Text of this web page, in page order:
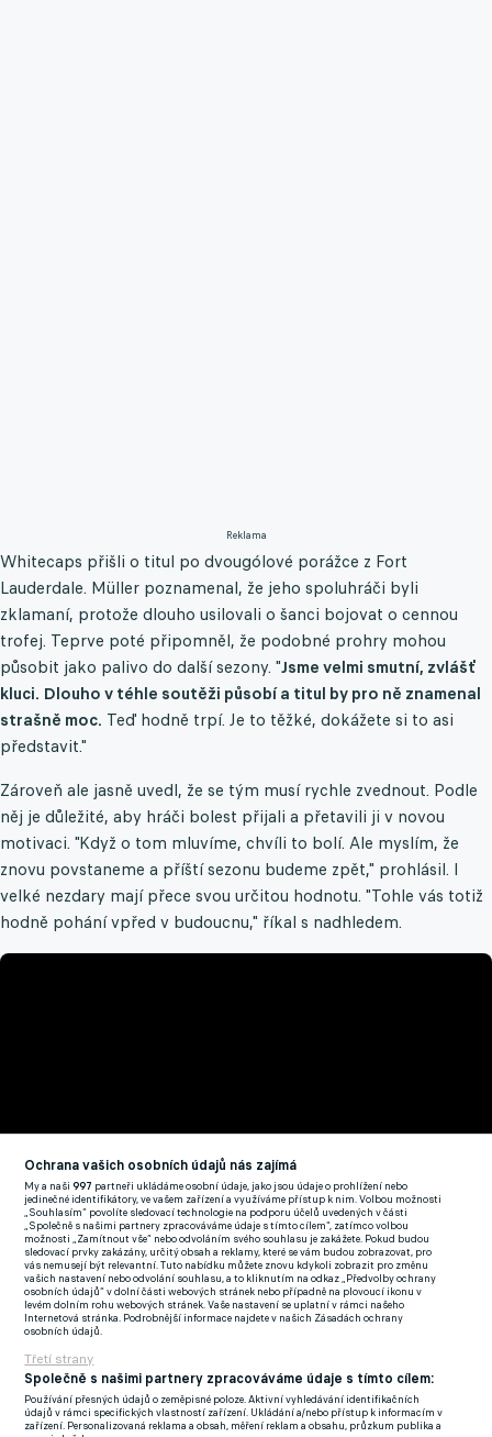
Reklama
Whitecaps přišli o titul po dvougólové porážce z Fort
Lauderdale. Müller poznamenal, že jeho spoluhráči byli
zklamaní, protože dlouho usilovali o šanci bojovat o cennou
trofej. Teprve poté připomněl, že podobné prohry mohou
působit jako palivo do další sezony. "Jsme velmi smutní, zvlášť
kluci. Dlouho v téhle soutěži působí a titul by pro ně znamenal
strašně moc. Teď hodně trpí. Je to těžké, dokážete si to asi
představit."
Zároveň ale jasně uvedl, že se tým musí rychle zvednout. Podle
něj je důležité, aby hráči bolest přijali a přetavili ji v novou
motivaci. "Když o tom mluvíme, chvíli to bolí. Ale myslím, že
znovu povstaneme a příští sezonu budeme zpět," prohlásil. I
velké nezdary mají přece svou určitou hodnotu. "Tohle vás totiž
hodně pohání vpřed v budoucnu," říkal s nadhledem.
Müller vidí Whitecaps jako mužstvo, které je na správné cestě.
Podle něj jde o mladý, talentovaný a hladový tým, který měl na
Floridě blízko k senzačnímu obratu. Krátce po vyrovnání trefili
hosté během pár okamžiků třikrát brankovou konstrukci, než
na řadu přišel rozhodující přesný zásah domácích.
srdcem. Dali jsme do toho všechno, to je to nejdůležitější,"
uvedl. "Klidně jsme mohli vyhrát," dodal.
Ochrana vašich osobních údajů nás zajímá
My a naši997 partneři ukládáme osobní údaje, jako jsou údaje o prohlížení nebo
jedinečné identifikátory, ve vašem zařízení a využíváme přístup k nim. Volbou možnosti
„Souhlasím“ povolíte sledovací technologie na podporu účelů uvedených v části
„Společně s našimi partnery zpracováváme údaje s tímto cílem“, zatímco volbou
možnosti „Zamítnout vše“ nebo odvoláním svého souhlasu je zakážete. Pokud budou
sledovací prvky zakázány, určitý obsah a reklamy, které se vám budou zobrazovat, pro
vás nemusejí být relevantní. Tuto nabídku můžete znovu kdykoli zobrazit pro změnu
vašich nastavení nebo odvolání souhlasu, a to kliknutím na odkaz „Předvolby ochrany
osobních údajů“ v dolní části webových stránek nebo případně na plovoucí ikonu v
levém dolním rohu webových stránek. Vaše nastavení se uplatní v rámci našeho
Internetová stránka. Podrobnější informace najdete v našich Zásadách ochrany
osobních údajů.
Třetí strany
Společně s našimi partnery zpracováváme údaje s tímto cílem:
Používání přesných údajů o zeměpisné poloze. Aktivní vyhledávání identifikačních
údajů v rámci specifických vlastností zařízení. Ukládání a/nebo přístup k informacím v
zařízení. Personalizovaná reklama a obsah, měření reklam a obsahu, průzkum publika a